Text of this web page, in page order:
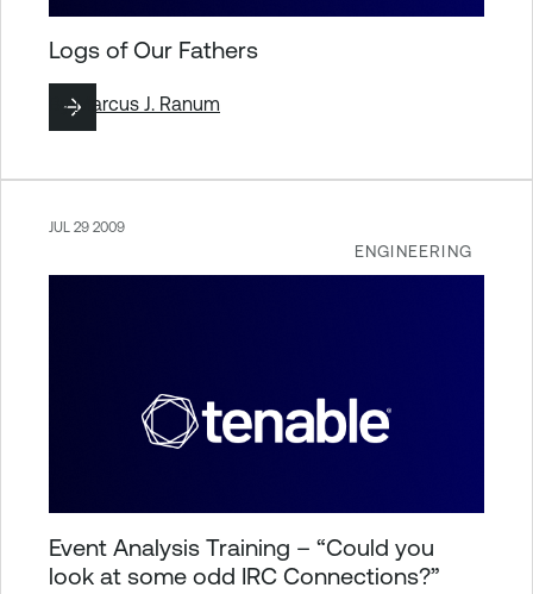
Logs of Our Fathers
ByMarcus J. Ranum
ENGINEERING
JUL 29 2009
Event Analysis Training – “Could you
look at some odd IRC Connections?”